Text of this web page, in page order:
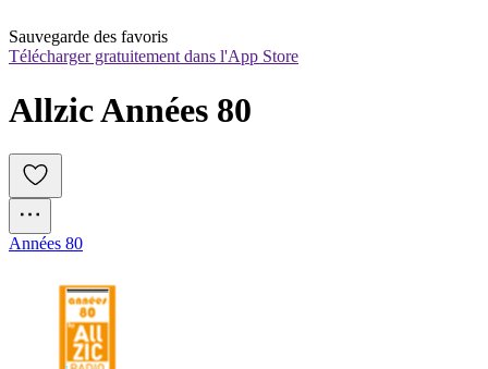
Sauvegarde des favoris
Télécharger gratuitement dans l'App Store
Allzic Années 80
Années 80